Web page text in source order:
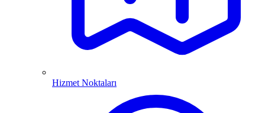
Hizmet Noktaları